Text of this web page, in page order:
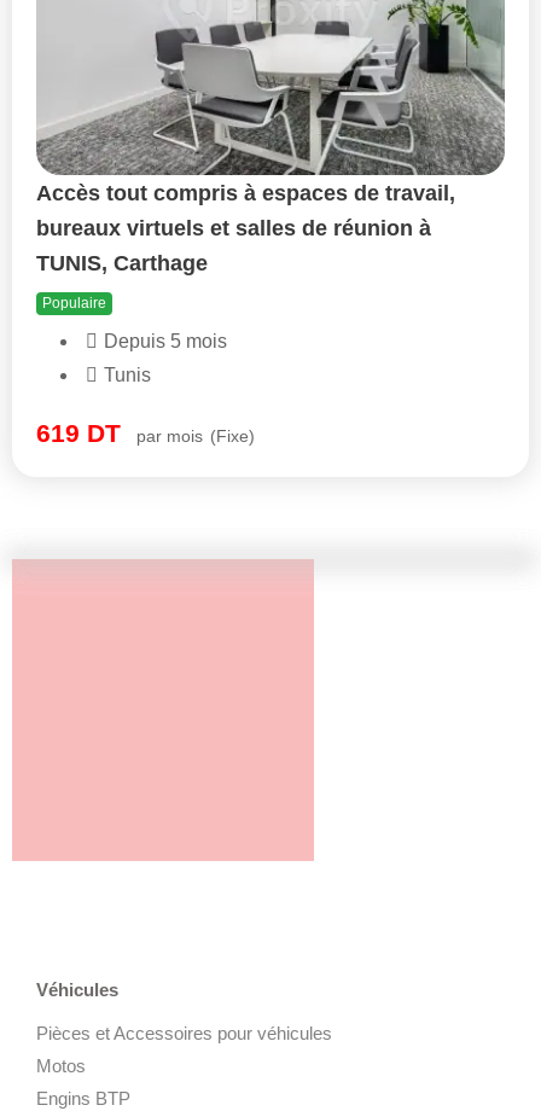
Accès tout compris à espaces de travail,
bureaux virtuels et salles de réunion à
TUNIS, Carthage
Populaire
Depuis 5 mois
Tunis
619 DT par mois (Fixe)
Véhicules
Pièces et Accessoires pour véhicules
Motos
Engins BTP